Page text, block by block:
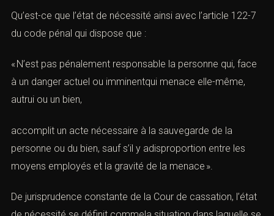
Qu’est-ce que l’état de nécessité ainsi avec l’article 122-7
du code pénal qui dispose que :
« N’est pas pénalement responsable la personne qui, face
à un danger actuel ou imminentqui menace elle-même,
autrui ou un bien,
accomplit un acte nécessaire à la sauvegarde de la
personne ou du bien, sauf s’il y adisproportion entre les
moyens employés et la gravité de la menace ».
De jurisprudence constante de la Cour de cassation, l’état